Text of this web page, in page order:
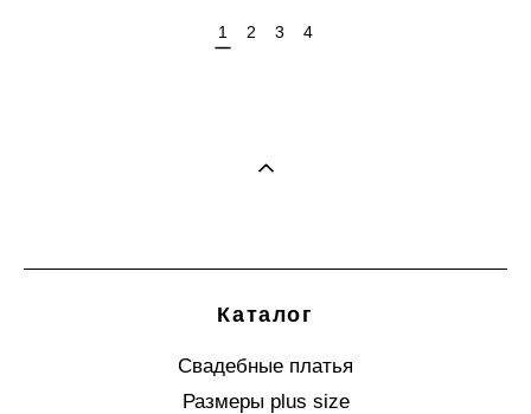
1 2 3 4
Каталог
Свадебные платья
Размеры plus size